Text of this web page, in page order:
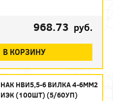
968.73 руб.
В КОРЗИНУ
НАК НВИ5,5-6 ВИЛКА 4-6ММ2
ИЭК (100ШТ) (5/60УП)